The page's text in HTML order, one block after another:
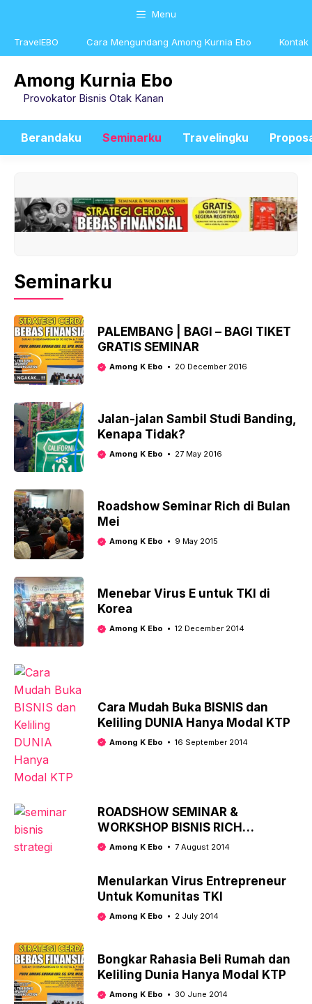
content
Menu
TravelEBO Cara Mengundang Among Kurnia Ebo Kontak
Among Kurnia Ebo
Provokator Bisnis Otak Kanan
Berandaku Seminarku Travelingku
Seminarku
PALEMBANG | BAGI – BAGI TIKET
GRATIS SEMINAR
Among K Ebo 20 December 2016
Jalan-jalan Sambil Studi Banding,
Kenapa Tidak?
Among K Ebo 27 May 2016
Roadshow Seminar Rich di Bulan
Mei
Among K Ebo 9 May 2015
Menebar Virus E untuk TKI di
Korea
Among K Ebo 12 December 2014
Cara Mudah Buka BISNIS dan
Keliling DUNIA Hanya Modal KTP
Among K Ebo 16 September 2014
ROADSHOW SEMINAR &
WORKSHOP BISNIS RICH
ACADEMY
Among K Ebo 7 August 2014
Menularkan Virus Entrepreneur
Untuk Komunitas TKI
Among K Ebo 2 July 2014
Bongkar Rahasia Beli Rumah dan
Keliling Dunia Hanya Modal KTP
Among K Ebo 30 June 2014